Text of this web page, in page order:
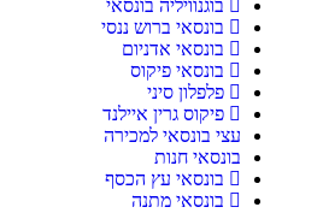
בוגנוויליה בונסאי
בונסאי ברוש ננסי
בונסאי אדניום
בונסאי פיקוס
פלפלון סיני
פיקוס גרין איילנד
עצי בונסאי למכירה
בונסאי חנות
בונסאי עץ הכסף
בונסאי מתנה